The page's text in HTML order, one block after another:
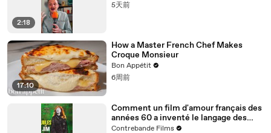
2:18
5天前
17:10
How a Master French Chef Makes
Croque Monsieur
Bon Appétit
6周前
Comment un film d'amour français des
années 60 a inventé le langage des
films de gangsters modernes (Jules et
Contrebande Films